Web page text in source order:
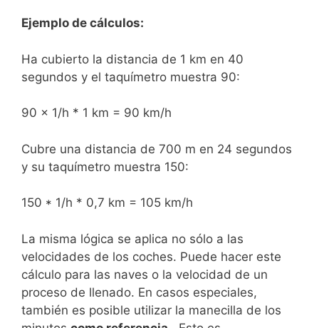
Ejemplo de cálculos:
Ha cubierto la distancia de 1 km en 40
segundos y el taquímetro muestra 90:
90 x 1/h * 1 km = 90 km/h
Cubre una distancia de 700 m en 24 segundos
y su taquímetro muestra 150:
150 * 1/h * 0,7 km = 105 km/h
La misma lógica se aplica no sólo a las
velocidades de los coches. Puede hacer este
cálculo para las naves o la velocidad de un
proceso de llenado. En casos especiales,
también es posible utilizar la manecilla de los